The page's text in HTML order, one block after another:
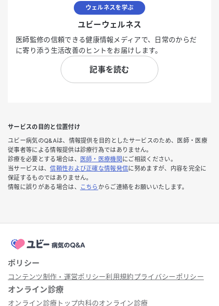
ウェルネスを学ぶ
ユビーウェルネス
医師監修の信頼できる健康情報メディアで、日常のからだ
に寄り添う生活改善のヒントをお届けします。
記事を読む
サービスの目的と位置付け
ユビー病気のQ&Aは、情報提供を目的としたサービスのため、医師・医療
従事者等による情報提供は診療行為ではありません。
診療を必要とする場合は、
医師・医療機関 にご相談ください。
当サービスは、信頼性および正確な情報発信に努めますが、内容を完全に
保証するものではありません。
情報に誤りがある場合は、
こちら からご連絡をお願いいたします。
ポリシー
コンテンツ制作・運営ポリシー利用規約プライバシーポリシー
オンライン診療
オンライン診療トップ内科のオンライン診療